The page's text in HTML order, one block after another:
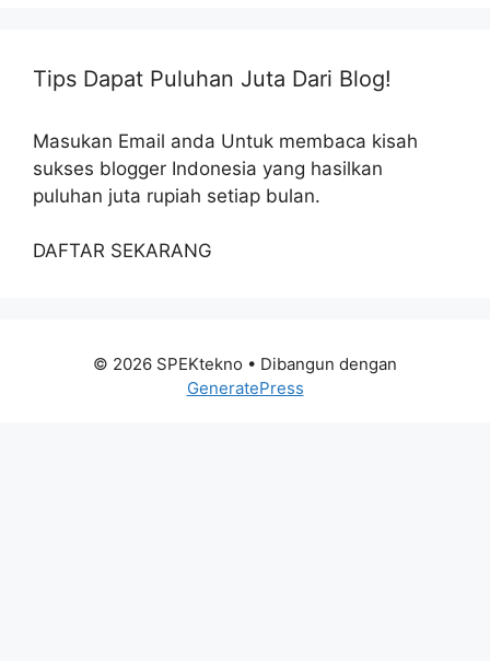
Tips Dapat Puluhan Juta Dari Blog!
Masukan Email anda Untuk membaca kisah
sukses blogger Indonesia yang hasilkan
puluhan juta rupiah setiap bulan.
DAFTAR SEKARANG
© 2026 SPEKtekno • Dibangun dengan
GeneratePress